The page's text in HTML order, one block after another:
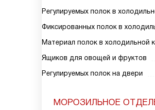
Регулируемых полок в
Фиксированных полок в
Материал полок в холодильной
Ящиков для овощей и фруктов
Регулируемых полок на двери
МОРОЗИЛЬНОЕ